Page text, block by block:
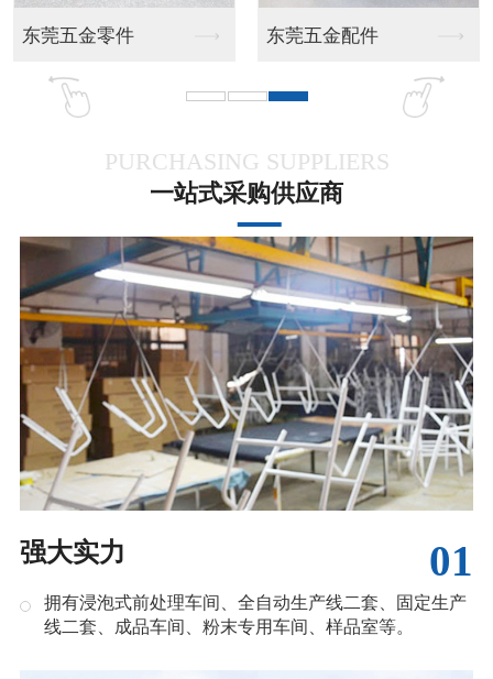
新能源储能箱烤漆 新能源储能箱烤漆
PURCHASING SUPPLIERS
一站式采购供应商
01
强大实力
拥有浸泡式前处理车间、全自动生产线二套、固定生产
线二套、成品车间、粉末专用车间、样品室等。